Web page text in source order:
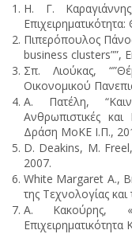
Η. Γ.
Πιπερόπουλος Πάνος
business clusters””,
Σπ. Λιούκας,
Οικονομικού
Α. Πατέλη,
Ανθρωπιστικές
Δράση ΜοΚΕ Ι.Π.,
D. Deakins, Μ. Freel,
2007.
White Margaret A.,
της Τεχνολογίας και
Α. Κακούρης,